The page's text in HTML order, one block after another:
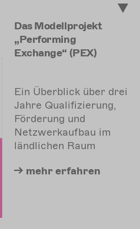
Das Modellprojekt
„Performing
Exchange“ (PEX)
Ein Überblick über drei
Jahre Qualifizierung,
Förderung und
Netzwerkaufbau im
ländlichen Raum
mehr erfahren